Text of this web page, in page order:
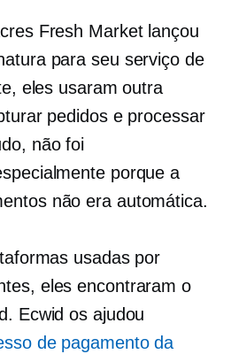
Fresh Market lançou
para seu serviço de
eles usaram outra
pedidos e processar
não foi
porque a
não era automática.
usadas por
eles encontraram o
Ecwid os ajudou
de pagamento da